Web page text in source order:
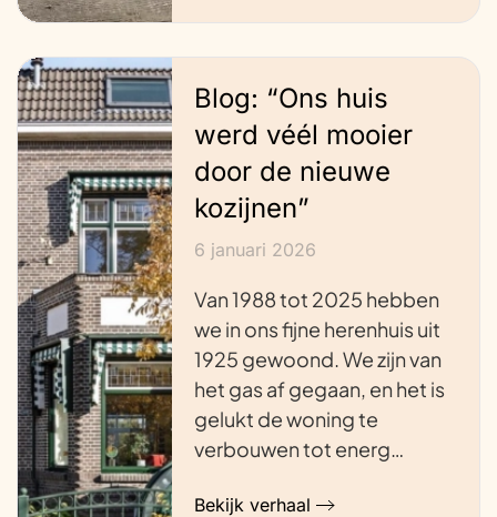
Blog: “Ons huis
werd véél mooier
door de nieuwe
kozijnen”
6 januari 2026
Van 1988 tot 2025 hebben
we in ons fijne herenhuis uit
1925 gewoond. We zijn van
het gas af gegaan, en het is
gelukt de woning te
verbouwen tot energ…
Bekijk verhaal